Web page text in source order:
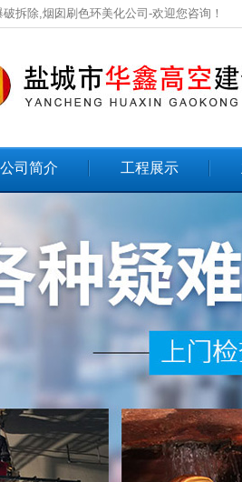
拆除,烟囱刷色环美化公司-欢迎您咨询！
公司简介 工程展示